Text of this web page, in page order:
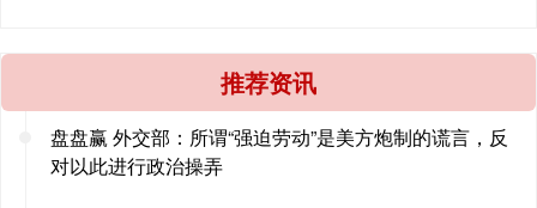
推荐资讯
盘盘赢 外交部：所谓“强迫劳动”是美方炮制的谎言，反
对以此进行政治操弄